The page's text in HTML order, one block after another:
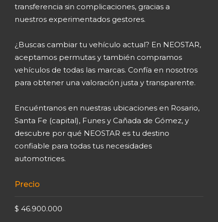
transferencia sin complicaciones, gracias a
nuestros experimentados gestores.
¿Buscas cambiar tu vehículo actual? En NEOSTAR,
aceptamos permutas y también compramos
vehículos de todas las marcas. Confía en nosotros
para obtener una valoración justa y transparente.
Encuéntranos en nuestras ubicaciones en Rosario,
Santa Fe (capital), Funes y Cañada de Gómez, y
descubre por qué NEOSTAR es tu destino
confiable para todas tus necesidades
automotrices.
Precio
$ 46.900.000